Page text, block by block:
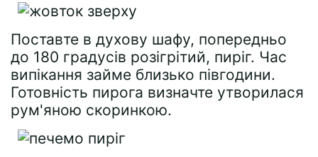
Поставте в духову шафу, попередньо
до 180 градусів розігрітий, пиріг. Час
випікання займе близько півгодини.
Готовність пирога визначте утворилася
рум'яною скоринкою.